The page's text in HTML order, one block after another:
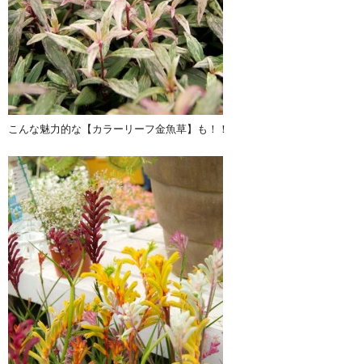
こんな魅力的な【カラーリーフ金魚草】も！！